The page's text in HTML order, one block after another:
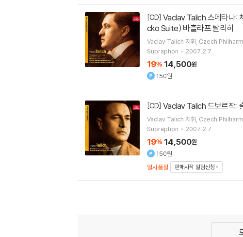
[CD]
cko Suite) 바츨라프 탈리히
Vaclav Talich 지휘 Czech
Supraphon
2007.2.7.
19% 14,500원
150원
[CD] Vaclav Talich 드보르작:
Vaclav Talich 지휘 Czech
Supraphon
2007.2.7.
19% 14,500원
150원
일시품절
판매시작 알림신청